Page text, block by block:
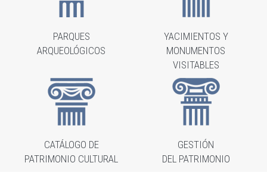
PARQUES
ARQUEOLÓGICOS
YACIMIENTOS Y
MONUMENTOS
VISITABLES
CATÁLOGO DE
PATRIMONIO CULTURAL
GESTIÓN
DEL PATRIMONIO